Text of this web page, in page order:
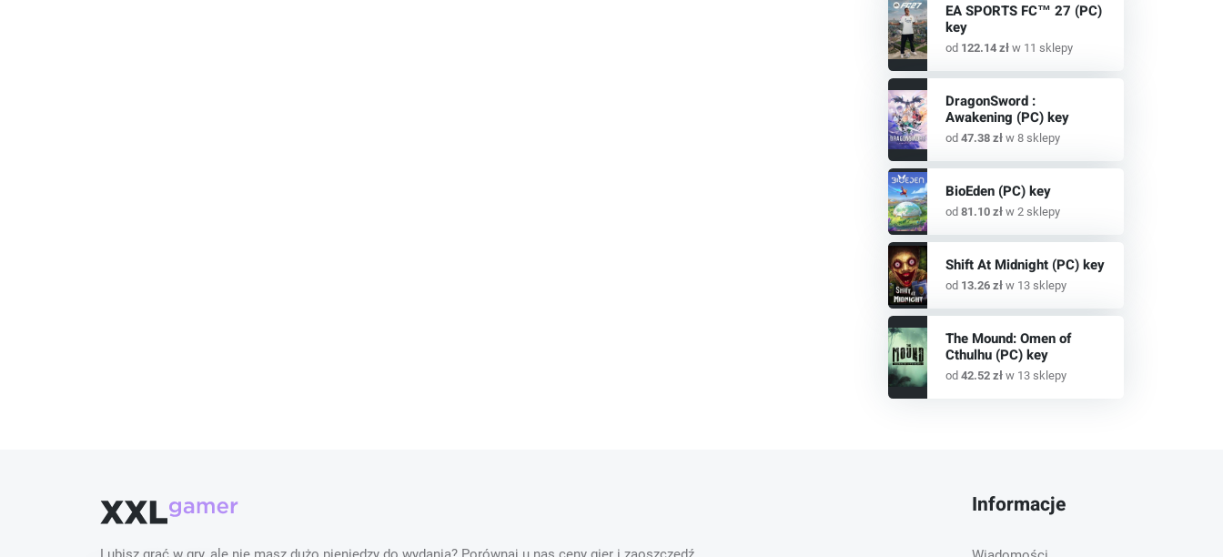
EA SPORTS FC™ 27 (PC)
key
od 122.14 złw 11 sklepy
DragonSword :
Awakening (PC) key
od 47.38 złw 8 sklepy
BioEden (PC) key
od 81.10 złw 2 sklepy
Shift At Midnight (PC) key
od 13.26 złw 13 sklepy
The Mound: Omen of
Cthulhu (PC) key
od 42.52 złw 13 sklepy
Informacje